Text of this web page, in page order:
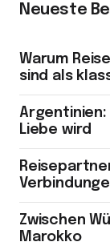
Neueste
Warum
sind als
Argentinien:
Liebe wird
Zwischen
Marokko